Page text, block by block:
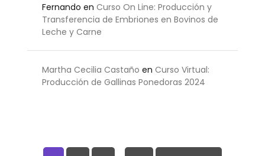
Fernando en Curso On Line: Producción y
Transferencia de Embriones en Bovinos de
Leche y Carne
Martha Cecilia Castaño en Curso Virtual:
Producción de Gallinas Ponedoras 2024